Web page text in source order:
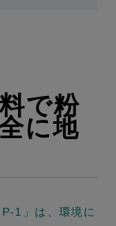
で粉
に地
1」は、環境に